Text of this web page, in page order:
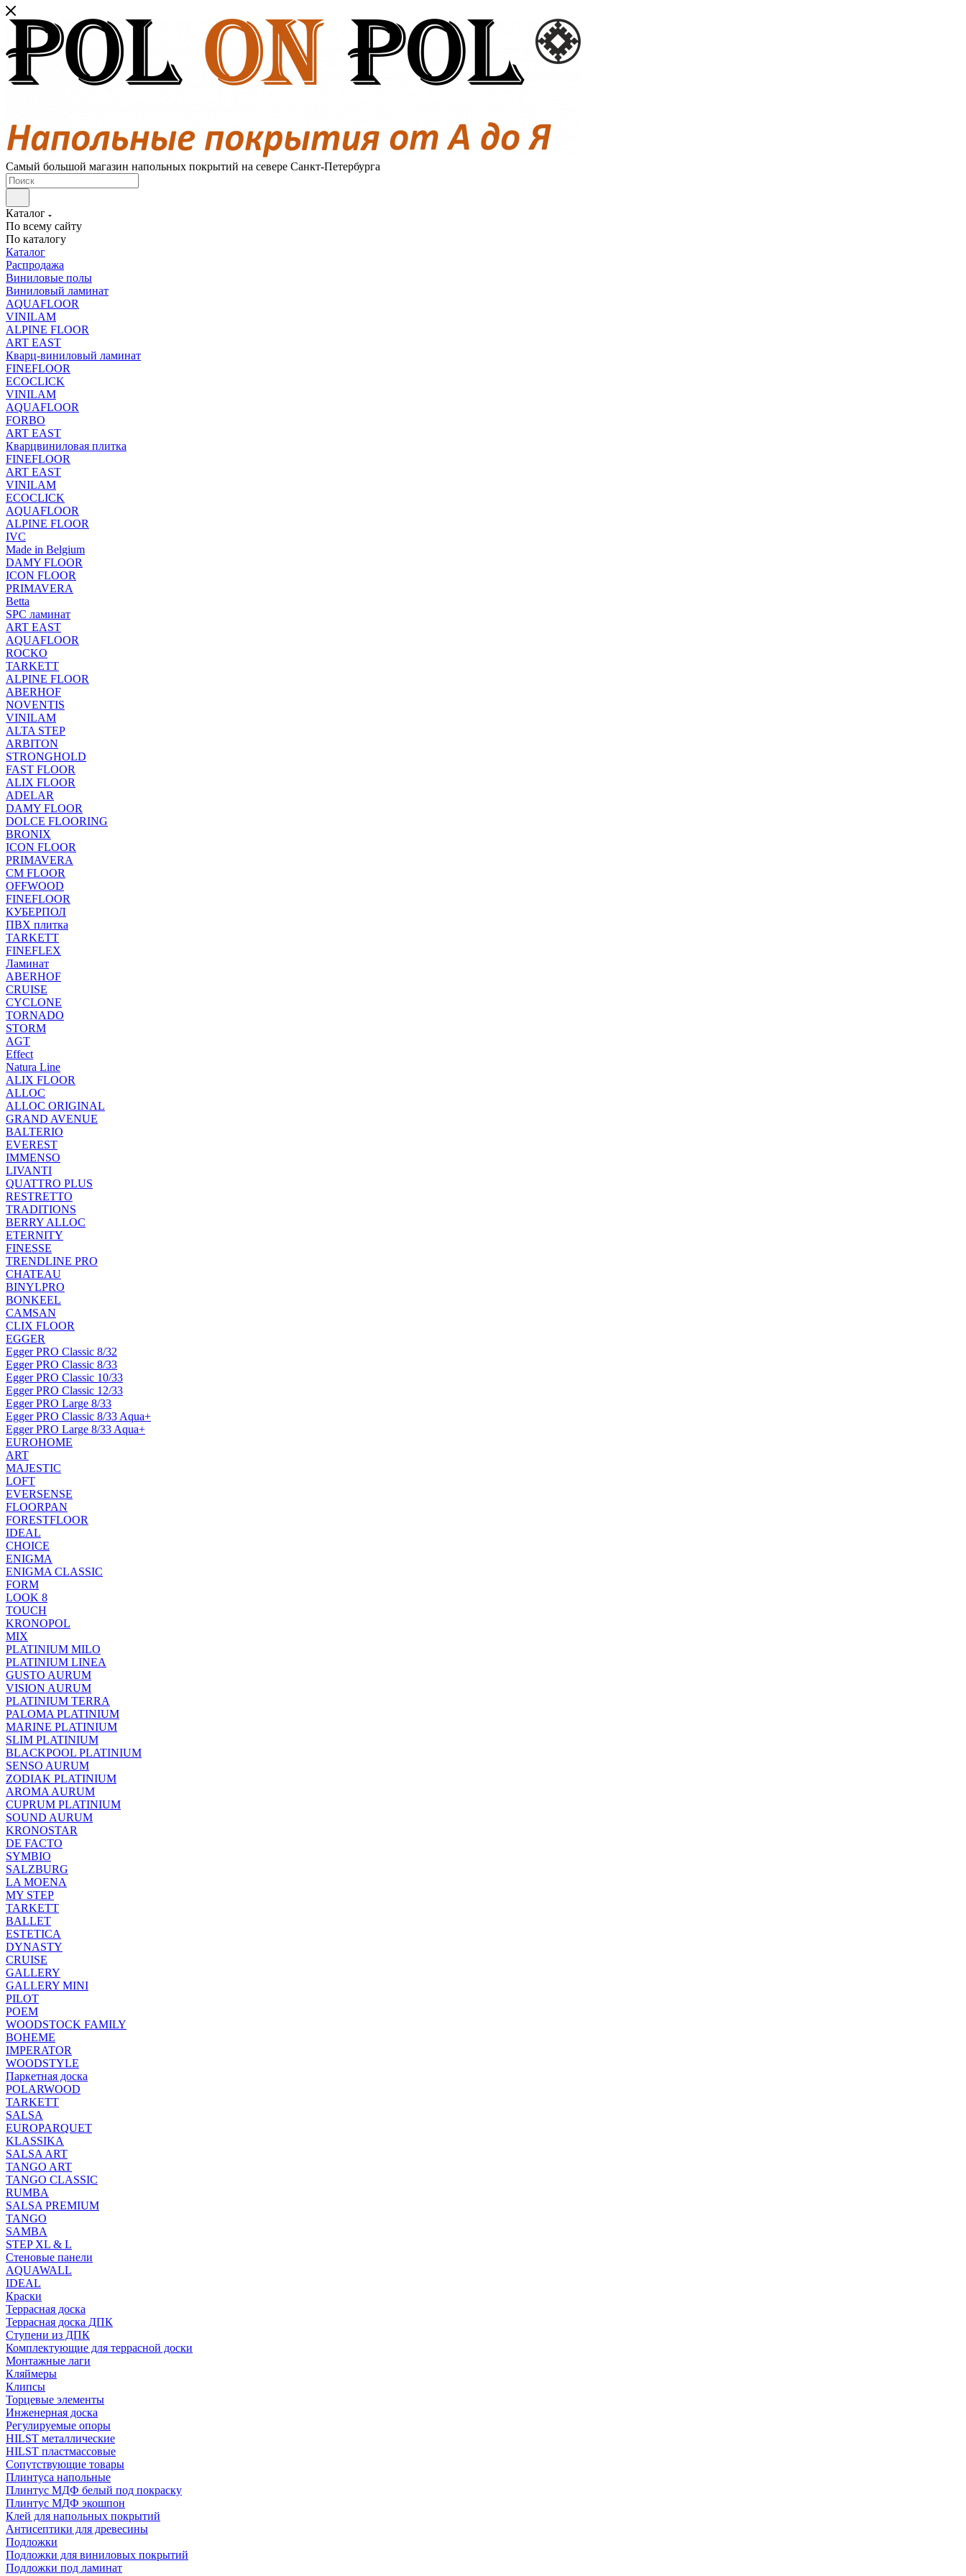
Самый большой магазин напольных покрытий на севере Санкт-Петербурга
Каталог
По всему сайту
По каталогу
Каталог
Распродажа
Виниловые полы
Виниловый ламинат
AQUAFLOOR
VINILAM
ALPINE FLOOR
ART EAST
Кварц-виниловый ламинат
FINEFLOOR
ECOCLICK
VINILAM
AQUAFLOOR
FORBO
ART EAST
Кварцвиниловая плитка
FINEFLOOR
ART EAST
VINILAM
ECOCLICK
AQUAFLOOR
ALPINE FLOOR
IVC
Made in Belgium
DAMY FLOOR
ICON FLOOR
PRIMAVERA
Betta
SPC ламинат
ART EAST
AQUAFLOOR
ROCKO
TARKETT
ALPINE FLOOR
ABERHOF
NOVENTIS
VINILAM
ALTA STEP
ARBITON
STRONGHOLD
FAST FLOOR
ALIX FLOOR
ADELAR
DAMY FLOOR
DOLCE FLOORING
BRONIX
ICON FLOOR
PRIMAVERA
CM FLOOR
OFFWOOD
FINEFLOOR
КУБЕРПОЛ
ПВХ плитка
TARKETT
FINEFLEX
Ламинат
ABERHOF
CRUISE
CYCLONE
TORNADO
STORM
AGT
Effect
Natura Line
ALIX FLOOR
ALLOC
ALLOC ORIGINAL
GRAND AVENUE
BALTERIO
EVEREST
IMMENSO
LIVANTI
QUATTRO PLUS
RESTRETTO
TRADITIONS
BERRY ALLOC
ETERNITY
FINESSE
TRENDLINE PRO
CHATEAU
BINYLPRO
BONKEEL
CAMSAN
CLIX FLOOR
EGGER
Egger PRO Classic 8/32
Egger PRO Classic 8/33
Egger PRO Classic 10/33
Egger PRO Classic 12/33
Egger PRO Large 8/33
Egger PRO Classic 8/33 Aqua+
Egger PRO Large 8/33 Aqua+
EUROHOME
ART
MAJESTIC
LOFT
EVERSENSE
FLOORPAN
FORESTFLOOR
IDEAL
CHOICE
ENIGMA
ENIGMA CLASSIC
FORM
LOOK 8
TOUCH
KRONOPOL
MIX
PLATINIUM MILO
PLATINIUM LINEA
GUSTO AURUM
VISION AURUM
PLATINIUM TERRA
PALOMA PLATINIUM
MARINE PLATINIUM
SLIM PLATINIUM
BLACKPOOL PLATINIUM
SENSO AURUM
ZODIAK PLATINIUM
AROMA AURUM
CUPRUM PLATINIUM
SOUND AURUM
KRONOSTAR
DE FACTO
SYMBIO
SALZBURG
LA MOENA
MY STEP
TARKETT
BALLET
ESTETICA
DYNASTY
CRUISE
GALLERY
GALLERY MINI
PILOT
POEM
WOODSTOCK FAMILY
BOHEME
IMPERATOR
WOODSTYLE
Паркетная доска
POLARWOOD
TARKETT
SALSA
EUROPARQUET
KLASSIKA
SALSA ART
TANGO ART
TANGO CLASSIC
RUMBA
SALSA PREMIUM
TANGO
SAMBA
STEP XL & L
Стеновые панели
AQUAWALL
IDEAL
Краски
Террасная доска
Террасная доска ДПК
Ступени из ДПК
Комплектующие для террасной доски
Монтажные лаги
Кляймеры
Клипсы
Торцевые элементы
Инженерная доска
Регулируемые опоры
HILST металлические
HILST пластмассовые
Сопутствующие товары
Плинтуса напольные
Плинтус МДФ белый под покраску
Плинтус МДФ экошпон
Клей для напольных покрытий
Антисептики для древесины
Подложки
Подложки для виниловых покрытий
Подложки под ламинат